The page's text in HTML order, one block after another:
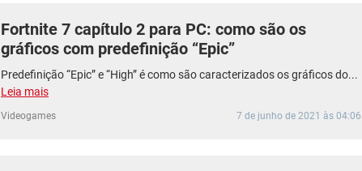
Fortnite 7 capítulo 2 para PC: como são os
gráficos com predefinição “Epic”
Predefinição “Epic” e “High” é como são caracterizados os gráficos do...
Leia mais
Videogames 7 de junho de 2021 às 04:06